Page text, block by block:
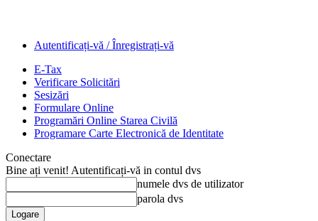
Autentificați-vă / Înregistrați-vă
E-Tax
Verificare Solicitări
Sesizări
Formulare Online
Programări Online Starea Civilă
Programare Carte Electronică de Identitate
Conectare
Bine ați venit! Autentificați-vă in contul dvs
numele dvs de utilizator
parola dvs